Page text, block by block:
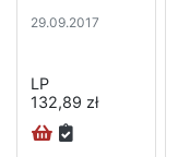
29.09.2017
LP
132,89 zł